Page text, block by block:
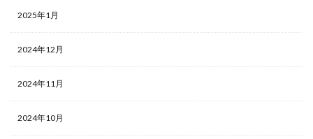
2025年1月
2024年12月
2024年11月
2024年10月